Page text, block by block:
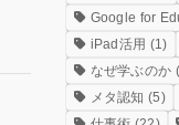
Google for
iPad活用 (1)
なぜ学ぶのか
メタ認知 (5)